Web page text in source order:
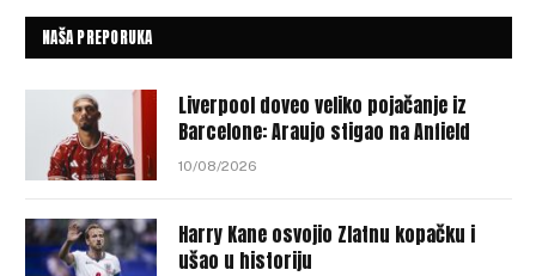
NAŠA PREPORUKA
Liverpool doveo veliko pojačanje iz
Barcelone: Araujo stigao na Anfield
10/08/2026
Harry Kane osvojio Zlatnu kopačku i
ušao u historiju